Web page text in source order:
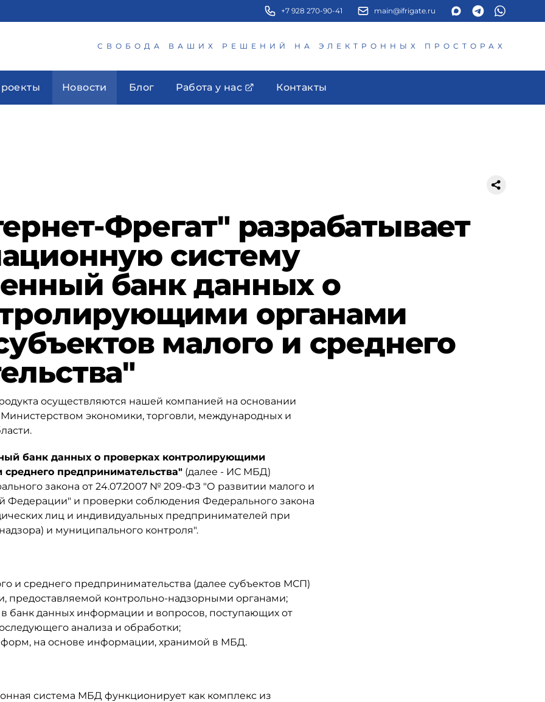
+7 928 270-90-41 main@ifrigate.ru
СВОБОДА ВАШИХ РЕШЕНИЙ НА ЭЛЕКТРОННЫХ ПРОСТОРАХ
Новости Блог Работа у нас Контакты
Фрегат" разрабатывает
систему
банк данных о
органами
малого и среднего
осуществляются нашей компанией на основании
Министерством экономики, торговли, международных и
банк данных о проверках контролирующими
среднего предпринимательства" (далее - ИС МБД)
закона от 24.07.2007 № 209-ФЗ "О развитии малого и
Федерации" и проверки соблюдения Федерального закона
лиц и индивидуальных предпринимателей при
и муниципального контроля".
и среднего предпринимательства (далее субъектов МСП)
предоставляемой контрольно-надзорными органами;
банк данных информации и вопросов, поступающих от
анализа и обработки;
на основе информации, хранимой в МБД.
система МБД функционирует как комплекс из